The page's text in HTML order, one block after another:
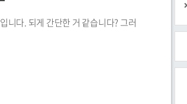
입니다. 되게 간단한 거 같습니다? 그러